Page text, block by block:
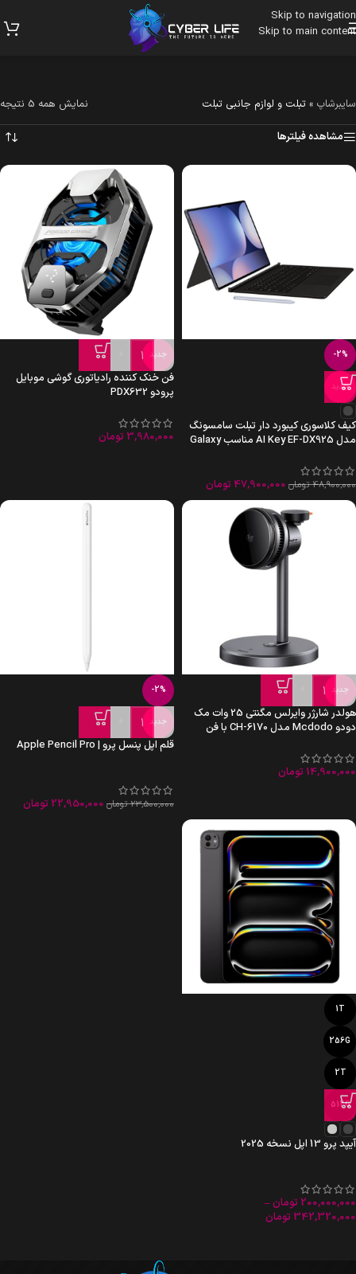
Skip to navigation
Skip to main content
سایبرشاپ » تبلت و لوازم جانبی تبلت نمایش همه 5 نتیجه
مشاهده فیلترها
-2%
جدید
کیف کلاسوری کیبورد دار تبلت سامسونگ
مدل AI Key EF-DX925 مناسب Galaxy
48,900,000 تومان 47,900,000 تومان
جدید
-
فن خنک کننده رادیاتوری گوشی موبایل
پرودو PDX632
3,980,000 تومان
جدید
-
هولدر شارژر وایرلس مگنتی 25 وات مک
دودو Mcdodo مدل CH-6170 با فن
14,900,000 تومان
-2%
جدید
-
قلم اپل پنسل پرو | Apple Pencil Pro
23,500,000 تومان 22,950,000 تومان
1T
256G
2T
512G
آیپد پرو 13 اپل نسخه 2025
200,000,000 تومان–
342,320,000 تومان